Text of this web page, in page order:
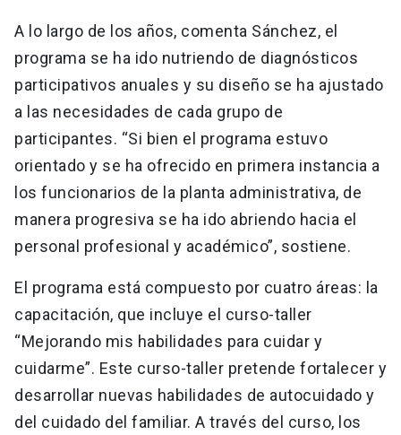
A lo largo de los años, comenta Sánchez, el
programa se ha ido nutriendo de diagnósticos
participativos anuales y su diseño se ha ajustado
a las necesidades de cada grupo de
participantes. “Si bien el programa estuvo
orientado y se ha ofrecido en primera instancia a
los funcionarios de la planta administrativa, de
manera progresiva se ha ido abriendo hacia el
personal profesional y académico”, sostiene.
El programa está compuesto por cuatro áreas: la
capacitación, que incluye el curso-taller
“Mejorando mis habilidades para cuidar y
cuidarme”. Este curso-taller pretende fortalecer y
desarrollar nuevas habilidades de autocuidado y
del cuidado del familiar. A través del curso, los